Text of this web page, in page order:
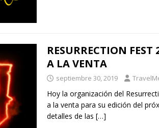
RESURRECTION
A LA VENTA
septiembre 30, 2019
Hoy la organización del
a la venta para su edición del
detalles de las […]